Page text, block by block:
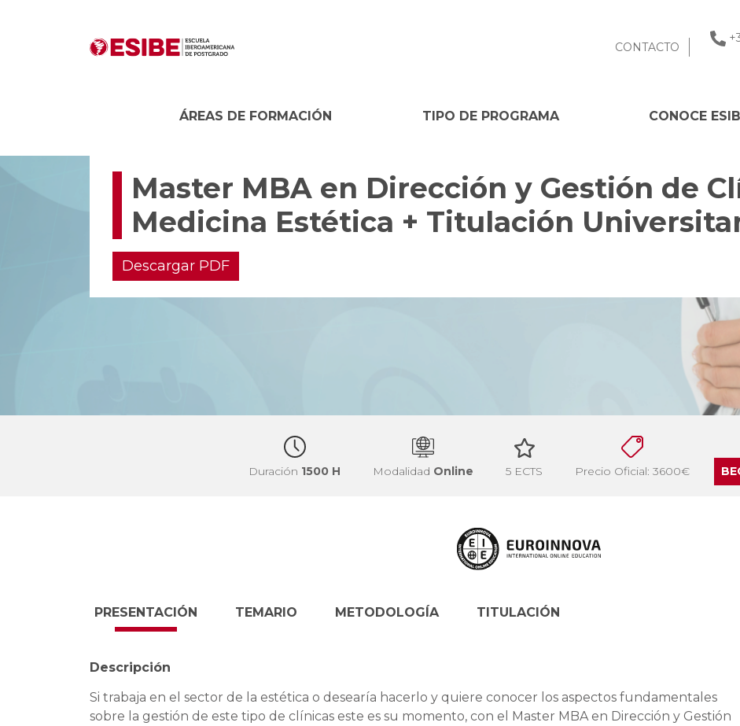
CONTACTO
ÁREAS DE FORMACIÓN TIPO DE PROGRAMA CONOCE
Master MBA en Dirección y Gestión de
Medicina Estética + Titulación
Descargar PDF
Duración 1500 H Modalidad Online 5 ECTS Precio Oficial: 3600€
PRESENTACIÓN
Descripción
Si trabaja en el sector de la estética o desearía hacerlo y quiere conocer los aspectos fundamentales
sobre la gestión de este tipo de clínicas este es su momento, con el Master MBA en Dirección y Gestión
TEMARIO METODOLOGÍA TITULACIÓN